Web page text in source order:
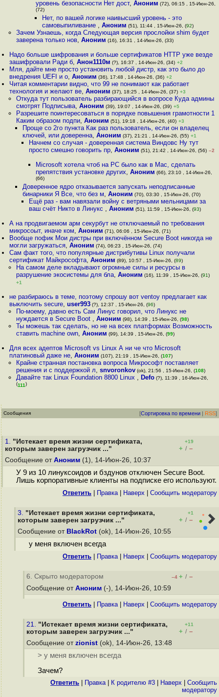
уровень безопасности Нет дост, Аноним (72), 06:15 , 15-Июн-26,
(72)
Нет, по вашей логике наивысший уровень - это
самовыпиливание , Аноним (51), 11:44 , 15-Июн-26, (92)
Зачем Узнаешь, когда Следующая версия прослойки shim будет
заверена только нов, Аноним (16), 16:31 , 14-Июн-26, (33)
Надо больше шифрования и больше сертификатов HTTP уже везде
зашифровали Ради б,Анон1110м (?), 16:37 , 14-Июн-26, (34) +2
Мля, дайте мне просто установить любой дистр, как это было до
внедрения UEFI и о,Аноним (36), 17:48 , 14-Июн-26, (36) +2
Читая комментарии видно, что 99 не понимают как работает
технология и желают ве,Аноним (37), 18:25 , 14-Июн-26, (37) +3
Откуда тут пользователь разбирающийся в вопросе Куда админы
смотрят Подписыва, Аноним (39), 19:07 , 14-Июн-26, (39) +5
Разрешите поинтересоваться в порядке повышения грамотности 1
Каким образом подпи, Аноним (51), 19:18 , 14-Июн-26, (40) +3
Проще со 2го пункта Как раз пользователь, если он владелец
ключей, или доверенна, Аноним (37), 21:21 , 14-Июн-26, (55) +1
Начнем со случая - доверенная система Виндовс Ну тут
просто смешно говорить пр,Аноним (51), 21:42 , 14-Июн-26, (56) –2
Microsoft хотела чтоб на PC было как в Mac, сделать
препятствия установке других, Аноним (66), 23:10 , 14-Июн-26,
(66)
Доверенное ядро отказывается запускать неподписанные
бинарники Я Все, что без м, Аноним (70), 03:30 , 15-Июн-26, (70)
Ещё раз - вам навязали войну с ветряными мельницами за
ваш счёт Никто в Линукс ,Аноним (51), 11:59 , 15-Июн-26, (93)
А на продвигаемом арм секурбут не отключаемый по требования
микросоыт, иначе ком,Аноним (71), 06:06 , 15-Июн-26, (71)
Вообще пофик Мои дистры при включённом Secure Boot никогда не
могли загружаться,Аноним (74), 06:23 , 15-Июн-26, (74)
Сам факт того, что популярные дистрибутивы Linux получали
сертификат Майкрософта,Аноним (89), 10:57 , 15-Июн-26, (89)
На самом деле вкладывают огромные силы и ресурсы в
paзpyшение экосистемы для бла, Аноним (16), 11:39 , 15-Июн-26, (91)
+1
не разбираюсь в теме, поэтому спрошу вот ventoy предлагает как
выключить secure,user993 (?), 12:37 , 15-Июн-26, (96)
По-моему, давно есть Сам Линус говорил, что Линукс не
нуждается в Secure Boot , Аноним (98), 14:39 , 15-Июн-26, (98)
Ты можешь так сделать, но не на всех платформах Возможность
ставить machine own, Аноним (99), 14:39 , 15-Июн-26, (99)
Для всех адептов Microsoft vs Linux А ни че что Microsoft
платиновый даже не,Аноним (107), 21:19 , 15-Июн-26, (107)
Крайне странная постановка вопроса Микрософт поставляет
решения и с поддержкой л, snvoronkov(ok), 21:56 , 15-Июн-26, (108)
Давайте так Linux Foundation 8800 Linux , Defo(?), 11:39 , 16-Июн-26,
(111)
Сообщения [Сортировка по времени | RSS]
1. "Истекает время жизни сертификата,
которым заверен загрузчик ..."
+19
+ / –
Сообщение от Аноним (1), 14-Июн-26, 10:37
У 9 из 10 линуксоидов и бздунов отключен Secure Boot.
Лишь корпоративные клиенты на подписке его используют.
Ответить Правка| Наверх Cообщить модератору
3. "Истекает время жизни сертификата,
которым заверен загрузчик ..."
+1
+ / –
Сообщение от BlackRot (ok), 14-Июн-26, 10:55
у меня включен всегда
Ответить Правка| Наверх Cообщить модератору
6. Скрыто модератором –4 + / –
Сообщение от Аноним (-), 14-Июн-26, 10:59
Ответить Правка| Наверх Cообщить модератору
21. "Истекает время жизни сертификата,
которым заверен загрузчик ..."
+11
+ / –
Сообщение от zionist (ok), 14-Июн-26, 13:48
> у меня включен всегда
Зачем?
Ответить Правка| К родителю #3 Наверх
Cообщить
модератору